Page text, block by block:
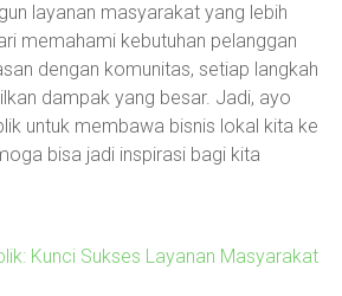
layanan masyarakat yang lebih
memahami kebutuhan pelanggan
dengan komunitas, setiap langkah
dampak yang besar. Jadi, ayo
untuk membawa bisnis lokal kita ke
bisa jadi inspirasi bagi kita
Kunci Sukses Layanan Masyarakat